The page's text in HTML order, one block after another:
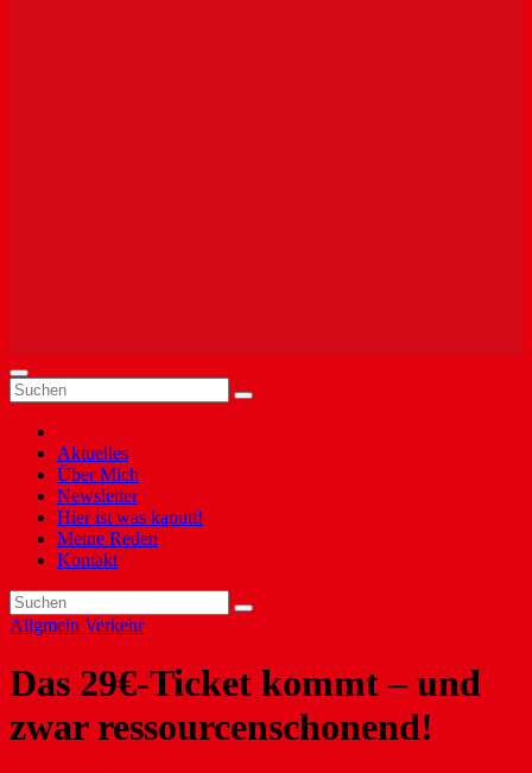
Aktuelles
Über Mich
Newsletter
Hier ist was kaputt!
Meine Reden
Kontakt
Allgmein Verkehr
Das 29€-Ticket kommt – und
zwar ressourcenschonend!